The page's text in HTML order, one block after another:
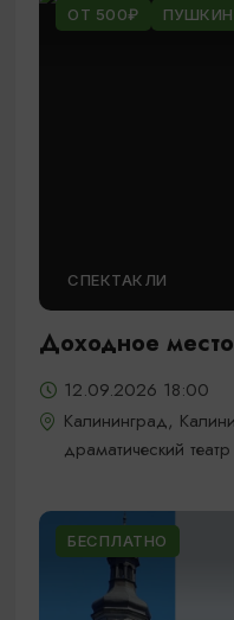
ОТ 500₽
СПЕКТАКЛИ
Доходное место
12.09.2026 18:00
Калининград,
драматический театр
БЕСПЛАТНО